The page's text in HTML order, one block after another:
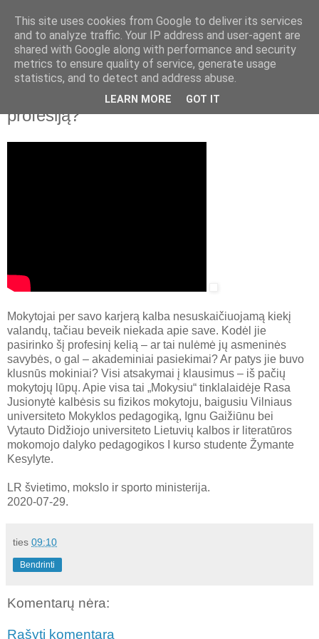
2020 m. rugpjūčio 17 d., pirmadienis
Mokysiu. Kas renkasi mokytojo
profesiją?
Mokytojai per savo karjerą kalba nesuskaičiuojamą kiekį
valandų, tačiau beveik niekada apie save. Kodėl jie
pasirinko šį profesinį kelią – ar tai nulėmė jų asmeninės
savybės, o gal – akademiniai pasiekimai? Ar patys jie buvo
klusnūs mokiniai? Visi atsakymai į klausimus – iš pačių
mokytojų lūpų. Apie visa tai „Mokysiu“ tinklalaidėje Rasa
Jusionytė kalbėsis su fizikos mokytoju, baigusiu Vilniaus
universiteto Mokyklos pedagogiką, Ignu Gaižiūnu bei
Vytauto Didžiojo universiteto Lietuvių kalbos ir literatūros
mokomojo dalyko pedagogikos I kurso studente Žymante
Kesylyte.
LR švietimo, mokslo ir sporto ministerija.
2020-07-29.
ties 09:10
Bendrinti
Komentarų nėra:
Rašyti komentarą
This site uses cookies from Google to deliver its services
and to analyze traffic. Your IP address and user-agent are
shared with Google along with performance and security
metrics to ensure quality of service, generate usage
statistics, and to detect and address abuse.
LEARN MORE GOT IT